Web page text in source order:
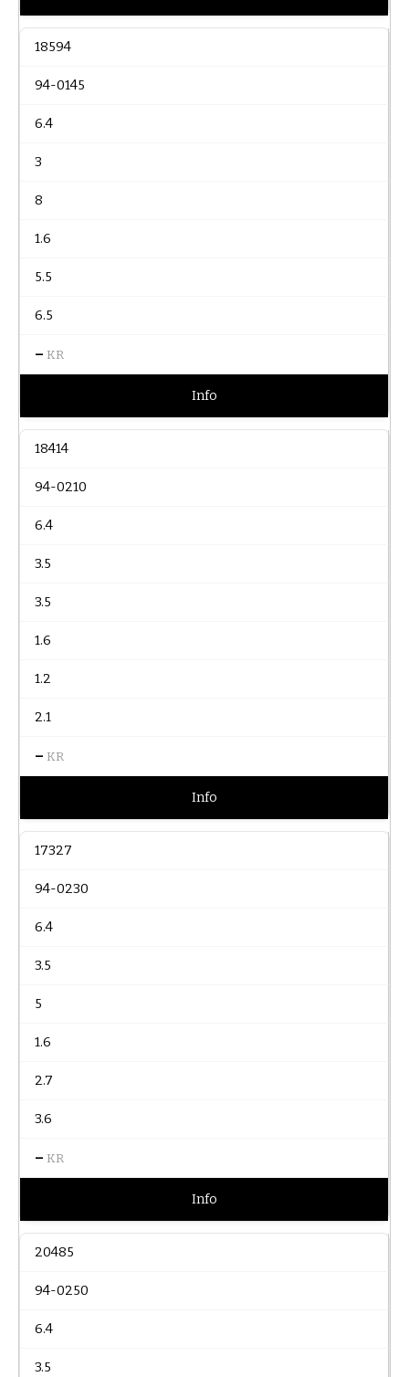
18594
94-0145
6.4
3
8
1.6
5.5
6.5
– KR
Info
18414
94-0210
6.4
3.5
3.5
1.6
1.2
2.1
– KR
Info
17327
94-0230
6.4
3.5
5
1.6
2.7
3.6
– KR
Info
20485
94-0250
6.4
3.5